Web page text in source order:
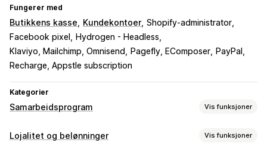
Fungerer med
Butikkens kasse Kundekontoer Shopify-administrator
Facebook pixel
Hydrogen - Headless
Klaviyo, Mailchimp, Omnisend
Pagefly, EComposer
PayPal
Recharge, Appstle subscription
Kategorier
Samarbeidsprogram Vis funksjoner
Kommisjonsalternativer
Lojalitet og belønninger Vis funksjoner